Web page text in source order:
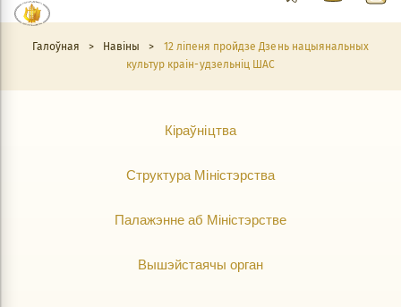
Галоўная > Навіны >
12 ліпеня пройдзе Дзень нацыянальных
культур краін-удзельніц ШАС
Кіраўніцтва
Структура Міністэрства
Палажэнне аб Міністэрстве
Вышэйстаячы орган